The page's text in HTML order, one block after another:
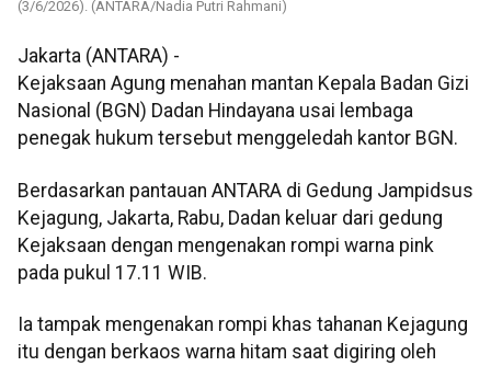
(3/6/2026). (ANTARA/Nadia Putri Rahmani)
Jakarta (ANTARA) -
Kejaksaan Agung menahan mantan Kepala Badan Gizi
Nasional (BGN) Dadan Hindayana usai lembaga
penegak hukum tersebut menggeledah kantor BGN.
Berdasarkan pantauan ANTARA di Gedung Jampidsus
Kejagung, Jakarta, Rabu, Dadan keluar dari gedung
Kejaksaan dengan mengenakan rompi warna pink
pada pukul 17.11 WIB.
Ia tampak mengenakan rompi khas tahanan Kejagung
itu dengan berkaos warna hitam saat digiring oleh